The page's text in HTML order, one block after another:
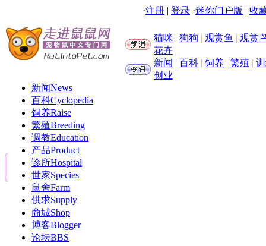
·注册 | 登录 ·迷你门户版 | 收
猫咪 | 狗狗 | 观赏鱼 | 观赏
花卉
新闻 | 百科 | 饲养 | 繁殖 |
创业
新闻News
百科Cyclopedia
饲养Raise
繁殖Breeding
调教Education
产品Product
诊所Hospital
世家Species
鼠舍Farm
供求Supply
商城Shop
博客Blogger
论坛BBS